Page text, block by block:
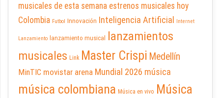
musicales de esta semana estrenos musicales hoy
Colombia Futbol Innovación Inteligencia Artificial Internet
Lanzamiento lanzamiento musical
lanzamientos
musicales Link Master Crispi Medellín
MinTIC movistar arena Mundial 2026 música
música colombiana Música en vivo Música